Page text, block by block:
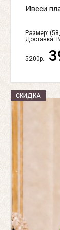
Ивеси
Размер:
Доставка:
5200р.
СКИДКА